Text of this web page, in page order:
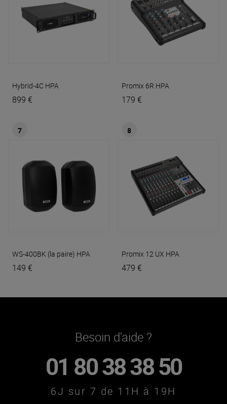
Hybrid-4C HPA
899 €
Promix 6R HPA
179 €
7
WS-400BK (la paire) HPA
149 €
8
Promix 12 UX HPA
479 €
Besoin d'aide ?
01 80 38 38 50
6J sur 7 de 11H à 19H